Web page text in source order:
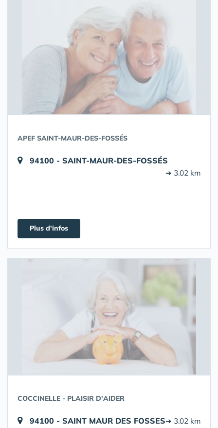
APEF SAINT-MAUR-DES-FOSSÉS
94100 - SAINT-MAUR-DES-FOSSÉS
➔ 3.02 km
Plus d'infos
COCCINELLE - PLAISIR D'AIDER
94100 - SAINT MAUR DES FOSSES➔ 3.02 km